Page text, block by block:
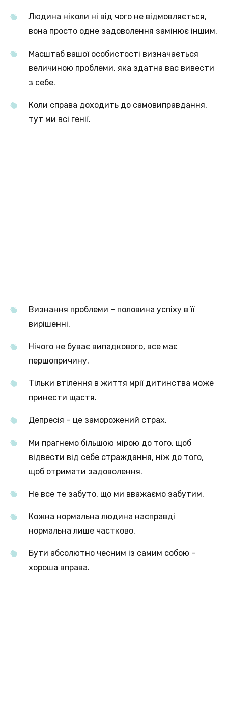
Людина ніколи ні від чого не відмовляється,
вона просто одне задоволення замінює іншим.
Масштаб вашої особистості визначається
величиною проблеми, яка здатна вас вивести
з себе.
Коли справа доходить до самовиправдання,
тут ми всі генії.
Визнання проблеми – половина успіху в її
вирішенні.
Нічого не буває випадкового, все має
першопричину.
Тільки втілення в життя мрії дитинства може
принести щастя.
Депресія – це заморожений страх.
Ми прагнемо більшою мірою до того, щоб
відвести від себе страждання, ніж до того,
щоб отримати задоволення.
Не все те забуто, що ми вважаємо забутим.
Кожна нормальна людина насправді
нормальна лише частково.
Бути абсолютно чесним із самим собою –
хороша вправа.